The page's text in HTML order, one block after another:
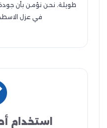
طويلة. نحن نؤمن بأن
في عزل
استخدام